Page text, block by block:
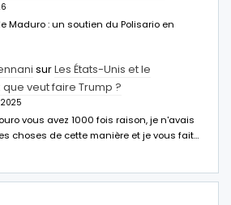
Maduro : un soutien du Polisario en
surLes États-Unis et le
veut faire Trump ?
vous avez 1000 fois raison, je n'avais
choses de cette manière et je vous fait…